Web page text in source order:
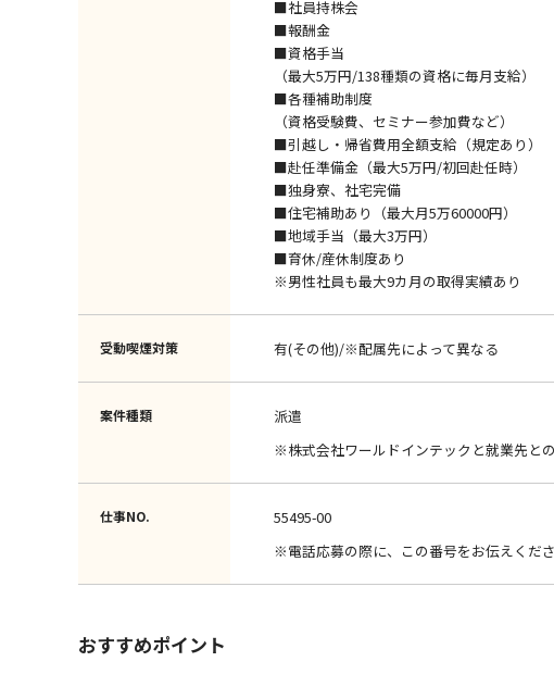
■社員持株会
■報酬金
■資格手当
（最大5万円/138種類の資格に毎月支給）
■各種補助制度
（資格受験費、セミナー参加費など）
■引越し・帰省費用全額支給（規定あり）
■赴任準備金（最大5万円/初回赴任時）
■独身寮、社宅完備
■住宅補助あり（最大月5万60000円）
■地域手当（最大3万円）
■育休/産休制度あり
※男性社員も最大9カ月の取得実績あり
受動喫煙対策 有(その他)/※配属先によって異なる
案件種類
派遣
※株式会社ワールドインテックと就業先と
仕事NO.
55495-00
※電話応募の際に、この番号をお伝えくださ
おすすめポイント